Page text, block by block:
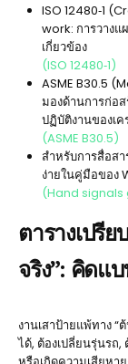
ISO 12480‑1
work: การวางแ
เกี่ยวข้อง
(ISO 12480‑1)
ASME B30.5
มองด้านการก่อส
ปฏิบัติงานของเ
(ASME B30.5)
สำหรับการสื่อส
ง่ายในคู่มือของ
(Hand signals
ตารางเปรี
จริง”: คิดแ
งานเสาป้ายแพ้ทาง
ได้, ต้องเปลี่ยนรุ่นรถ,